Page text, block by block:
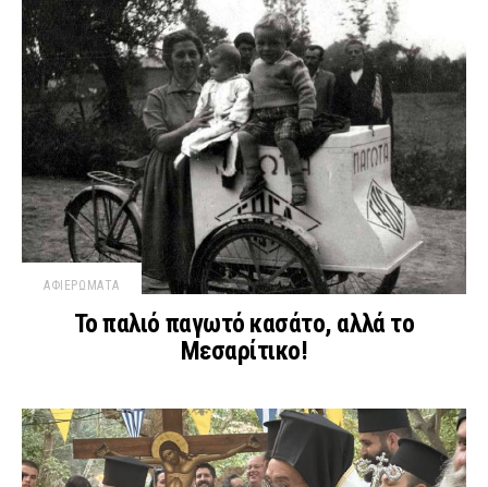
ΑΦΙΕΡΩΜΑΤΑ
Το παλιό παγωτό κασάτο, αλλά το
Μεσαρίτικο!